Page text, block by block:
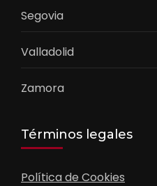
Segovia
Valladolid
Zamora
Términos legales
Política de Cookies